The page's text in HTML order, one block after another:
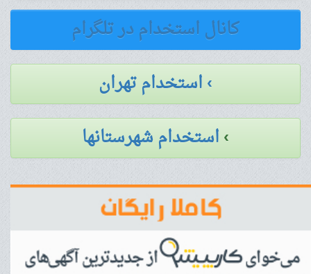
کانال استخدام در تلگرام
› استخدام تهران
›استخدام شهرستانها